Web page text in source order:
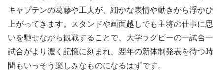
キャプテンの葛藤や工夫が、細かな表情や動きから浮かび
上がってきます。スタンドや画面越しでも主将の仕事に思
いを馳せながら観戦することで、大学ラグビーの一試合一
試合がより濃く記憶に刻まれ、翌年の新体制発表を待つ時
間もいっそう楽しみなものになるはずです。